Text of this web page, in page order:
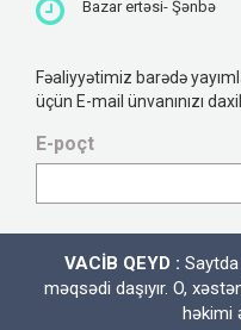
Bazar ertəsi- Şənbə
Fəaliyyətimiz barədə
üçün E-mail ünvanınızı
E-poçt
VACİB QEYD :
məqsədi daşıyır. O,
həkimi